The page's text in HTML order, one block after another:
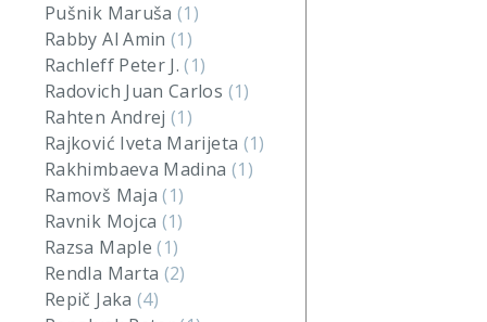
Pušnik Maruša(1)
Rabby Al Amin(1)
Rachleff Peter J.(1)
Radovich Juan Carlos (1)
Rahten Andrej(1)
Rajković Iveta Marijeta (1)
Rakhimbaeva Madina (1)
Ramovš Maja(1)
Ravnik Mojca (1)
Razsa Maple(1)
Rendla Marta (2)
Repič Jaka (4)